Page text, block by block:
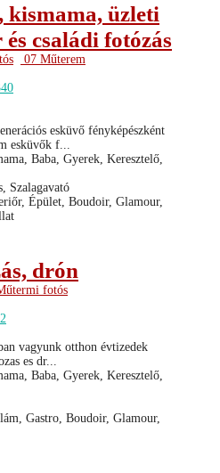
kismama, üzleti
családi fotózás
07 Műterem
esküvő fényképészként
esküvők f...
Baba, Gyerek, Keresztelő,
Szalagavató
Épület, Boudoir, Glamour,
drón
fotós
vagyunk otthon évtizedek
es dr...
Baba, Gyerek, Keresztelő,
Gastro, Boudoir, Glamour,